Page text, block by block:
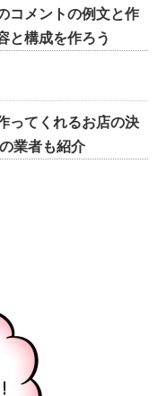
コメントの例文と作
と構成を作ろう
ってくれるお店の決
業者も紹介